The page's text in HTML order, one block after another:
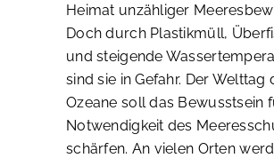
Heimat unzähliger
Doch durch Plastikmüll,
und steigende
sind sie in Gefahr. Der Welttag
Ozeane soll das Bewusstsein
Notwendigkeit des
schärfen. An vielen Orten